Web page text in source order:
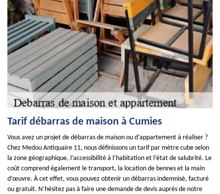
Tarif débarras de maison à Cumies
Vous avez un projet de débarras de maison ou d’appartement à réaliser ?
Chez Medou Antiquaire 11, nous définissons un tarif par mètre cube selon
la zone géographique, l’accessibilité à l’habitation et l’état de salubrité. Le
coût comprend également le transport, la location de bennes et la main
d’œuvre. À cet effet, vous pouvez obtenir un débarras indemnisé, facturé
ou gratuit. N’hésitez pas à faire une demande de devis auprès de notre